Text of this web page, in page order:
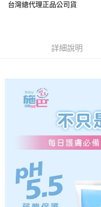
１．簡單：不需註冊會員、不需綁
【「AFTEE先享後付」結帳流程】
１．於結帳方式選擇「AFTEE先
３．收到繳費通知簡訊後14天內
ATM／網路銀行／等多元方式進
※ 請注意：結帳手續完成當下不
購買商品的店家。未經商家同意
後付繳納相關費用。
※ 交易是否成功請以「AFTEE先
是否繳費成功／繳費後需取消欲
客戶支援中心」https://
１．透過由恩沛科技股份有限公
易，需依本服務之必要範圍內提
權轉讓予恩沛科技股份有限公司。
２．關於個人資料處理事宜，請
https://aftee.tw/terms/#terms3
每筆NT$80，滿NT$600(含以
免運費
台灣總代理正品公司貨
詳細說明